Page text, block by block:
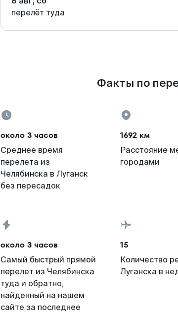
перелёт туда
Факты по
около 3 часов
Среднее время
перелета из
Челябинска в Луганск
без пересадок
1692 км
Расстояние
городами
около 3 часов
Самый быстрый прямой
перелет из Челябинска
туда и обратно,
найденный на нашем
сайте за последнее
15
Количество
Луганска в